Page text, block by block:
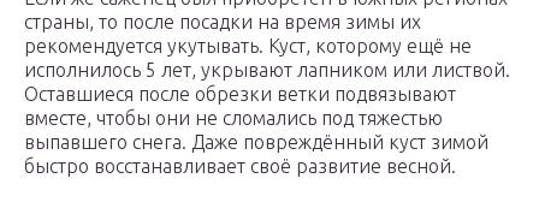
страны, то после посадки на время зимы их
рекомендуется укутывать. Куст, которому ещё не
исполнилось 5 лет, укрывают лапником или листвой.
Оставшиеся после обрезки ветки подвязывают
вместе, чтобы они не сломались под тяжестью
выпавшего снега. Даже повреждённый куст зимой
быстро восстанавливает своё развитие весной.